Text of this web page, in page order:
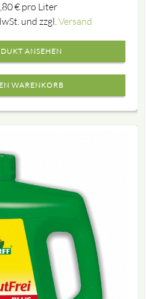
€pro Liter
und zzgl.Versand
ANSEHEN